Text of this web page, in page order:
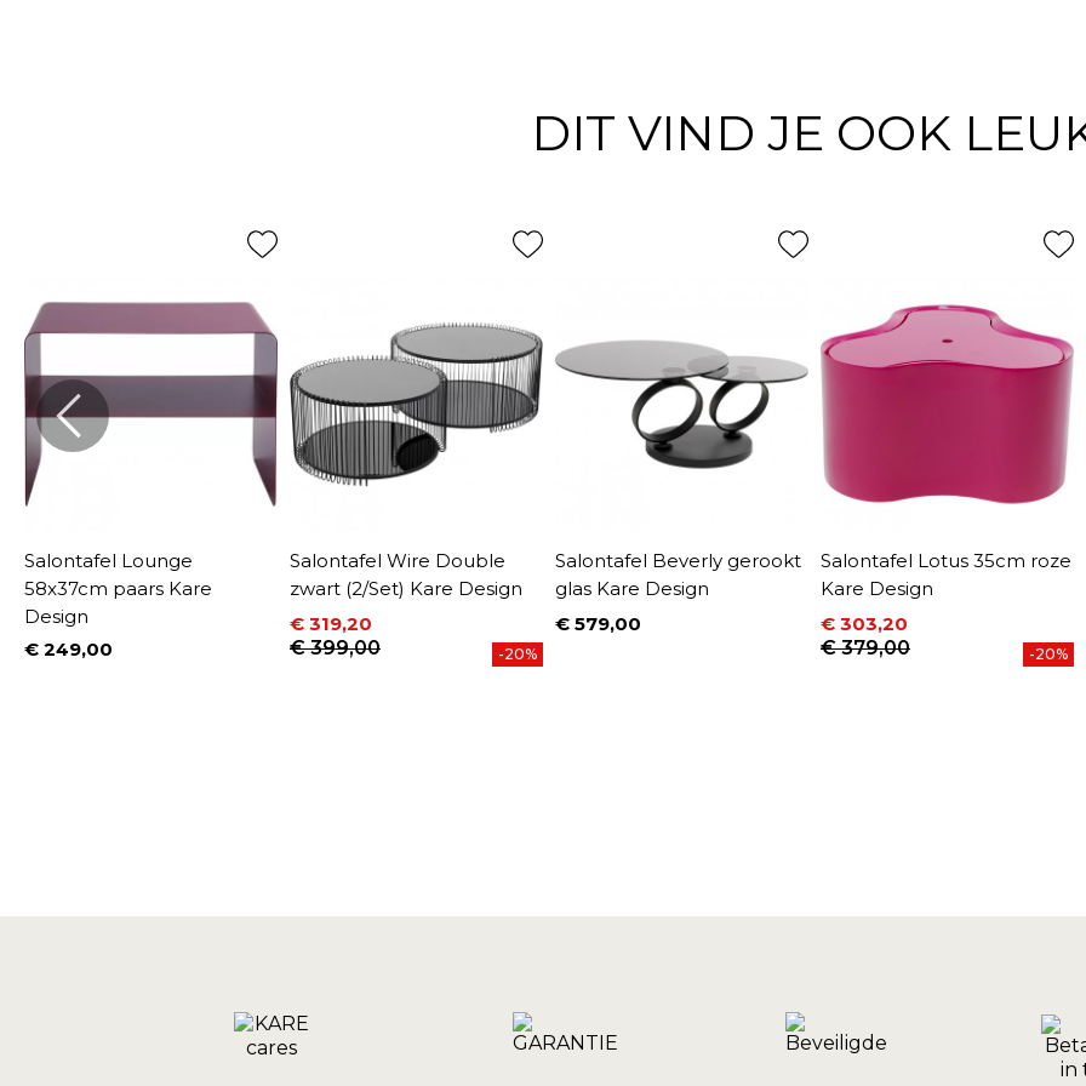
DIT VIND JE OOK
Salontafel Lounge
58x37cm paars Kare
Design
Prijs
€ 249,00
Salontafel Wire Double
zwart (2/Set) Kare Design
Prijs
€ 319,20
Normale prijs
€ 399,00 -20%
Salontafel Beverly gerookt
glas Kare Design
Prijs
€ 579,00
Salontafel Lotus 35cm roze
Kare Design
Prijs
€ 303,20
Normale prijs
€ 379,00 -20%